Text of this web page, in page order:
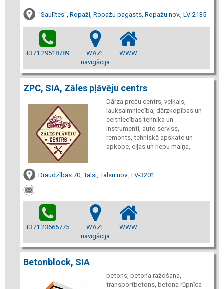
"Saulītes", Ropaži, Ropažu pagasts, Ropažu nov., LV-2135
+371 29518789
WAZE
navigācija
WWW
ZPC, SIA, Zāles pļāvēju centrs
Dārza preču centrs, veikals,
lauksaimniecība, dārzkopības un
celtniecības tehnika un
instrumenti, auto serviss,
remonts, tehniskā apskate un
apkope, eļļas un riepu maiņa,
Draudzības 70, Talsi, Talsu nov., LV-3201
+371 23665775
WAZE
navigācija
WWW
Betonblock, SIA
betons, betona ražošana,
transportbetons, betona rūpnīca